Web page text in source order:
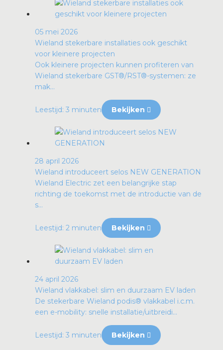
05 mei 2026
Wieland stekerbare installaties ook geschikt
voor kleinere projecten
Ook kleinere projecten kunnen profiteren van
Wieland stekerbare GST®/RST®-systemen: ze
mak...
Leestijd: 3 minuten Bekijken
28 april 2026
Wieland introduceert selos NEW GENERATION
Wieland Electric zet een belangrijke stap
richting de toekomst met de introductie van de
s...
Leestijd: 2 minuten Bekijken
24 april 2026
Wieland vlakkabel: slim en duurzaam EV laden
De stekerbare Wieland podis® vlakkabel i.c.m.
een e-mobility: snelle installatie/uitbreidi...
Leestijd: 3 minuten Bekijken